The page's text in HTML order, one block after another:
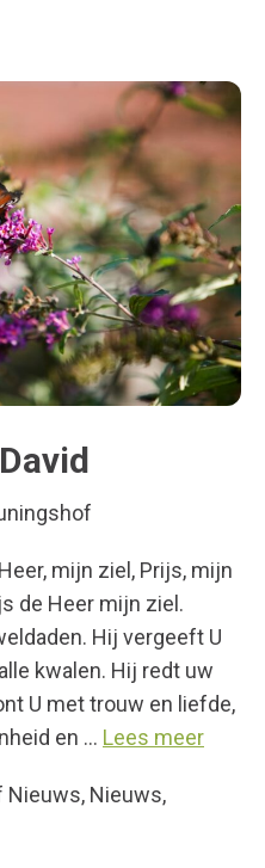
mijn ziel, Prijs, mijn
de Heer mijn ziel.
Hij vergeeft U
kwalen. Hij redt uw
U met trouw en liefde,
en … Lees meer
Nieuws, Nieuws,